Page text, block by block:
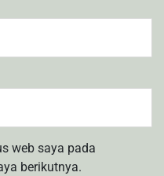
web saya pada
berikutnya.